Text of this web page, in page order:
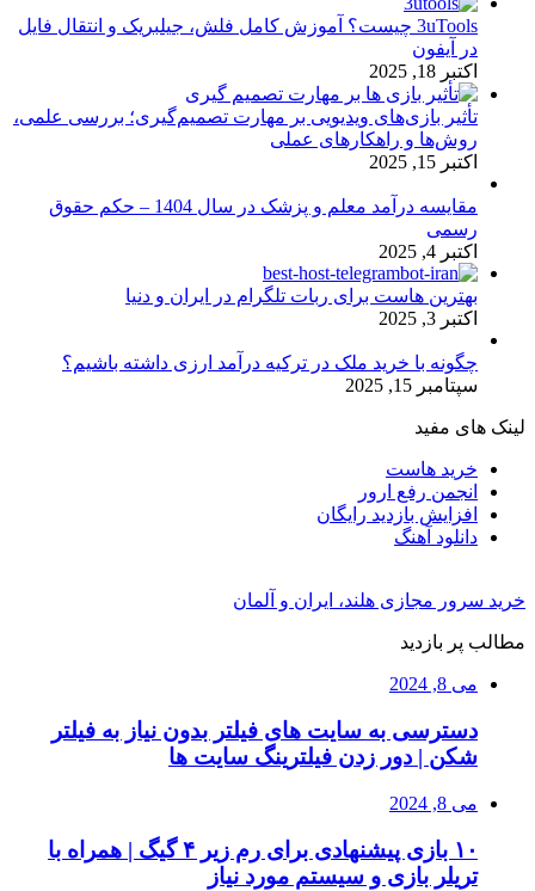
3uTools چیست؟ آموزش کامل فلش، جیلبریک و انتقال فایل
در آیفون
اکتبر 18, 2025
تأثیر بازی‌های ویدیویی بر مهارت تصمیم‌گیری؛ بررسی علمی،
روش‌ها و راهکارهای عملی
اکتبر 15, 2025
مقایسه درآمد معلم و پزشک در سال 1404 – حکم حقوق
رسمی
اکتبر 4, 2025
بهترین هاست برای ربات تلگرام در ایران و دنیا
اکتبر 3, 2025
چگونه با خرید ملک در ترکیه درآمد ارزی داشته باشیم؟
سپتامبر 15, 2025
لینک های مفید
خرید هاست
انجمن رفع ارور
افزایش بازدید رایگان
دانلود آهنگ
خرید سرور مجازی هلند، ایران و آلمان
مطالب پر بازدید
می 8, 2024
دسترسی به سایت های فیلتر بدون نیاز به فیلتر
شکن | دور زدن فیلترینگ سایت ها
می 8, 2024
۱۰ بازی پیشنهادی برای رم زیر ۴ گیگ | همراه با
تریلر بازی و سیستم مورد نیاز